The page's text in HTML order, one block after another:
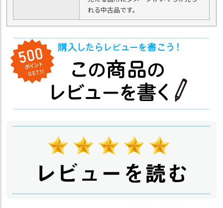
れる中古品です。